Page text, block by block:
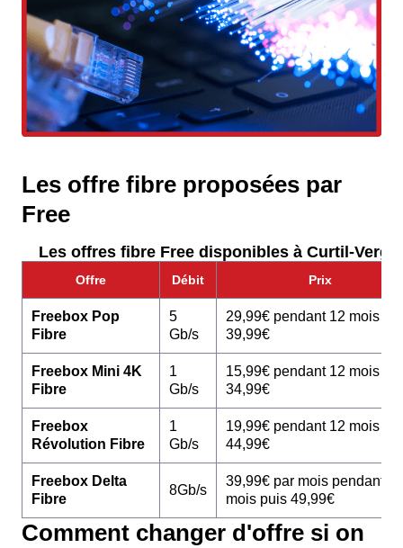
Les offre fibre proposées par
Free
Les offres fibre Free disponibles à Curtil-Vergy
Offre Débit Prix
Freebox Pop
Fibre
5
Gb/s
29,99€ pendant 12 mois
39,99€
Freebox Mini 4K
Fibre
1
Gb/s
15,99€ pendant 12 mois
34,99€
Freebox
Révolution Fibre
1
Gb/s
19,99€ pendant 12 mois
44,99€
Freebox Delta
Fibre
8Gb/s
39,99€ par mois pendant 12
mois puis 49,99€
Comment changer d'offre si on